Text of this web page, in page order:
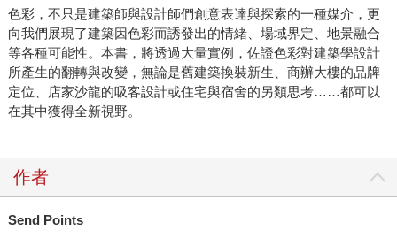
色彩，不只是建築師與設計師們創意表達與探索的一種媒介，更
向我們展現了建築因色彩而誘發出的情緒、場域界定、地景融合
等各種可能性。本書，將透過大量實例，佐證色彩對建築學設計
所產生的翻轉與改變，無論是舊建築換裝新生、商辦大樓的品牌
定位、店家沙龍的吸客設計或住宅與宿舍的另類思考……都可以
在其中獲得全新視野。
作者
Send Points